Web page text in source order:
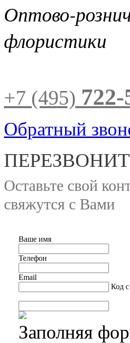
Оптово-
флористики
+7 (495)
Обратный
Оставьте свой
свяжутся с Вами
Ваше имя
Телефон
Email
Код
Заполняя